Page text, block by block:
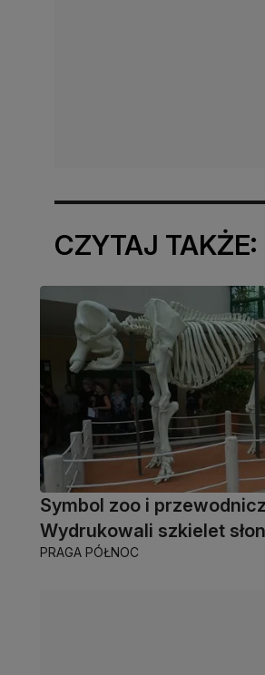
CZYTAJ TAKŻE:
Symbol zoo i
Wydrukowali szkielet
PRAGA PÓŁNOC